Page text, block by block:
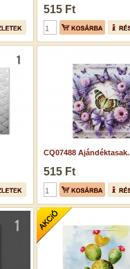
515 Ft
CQ07488
515 Ft